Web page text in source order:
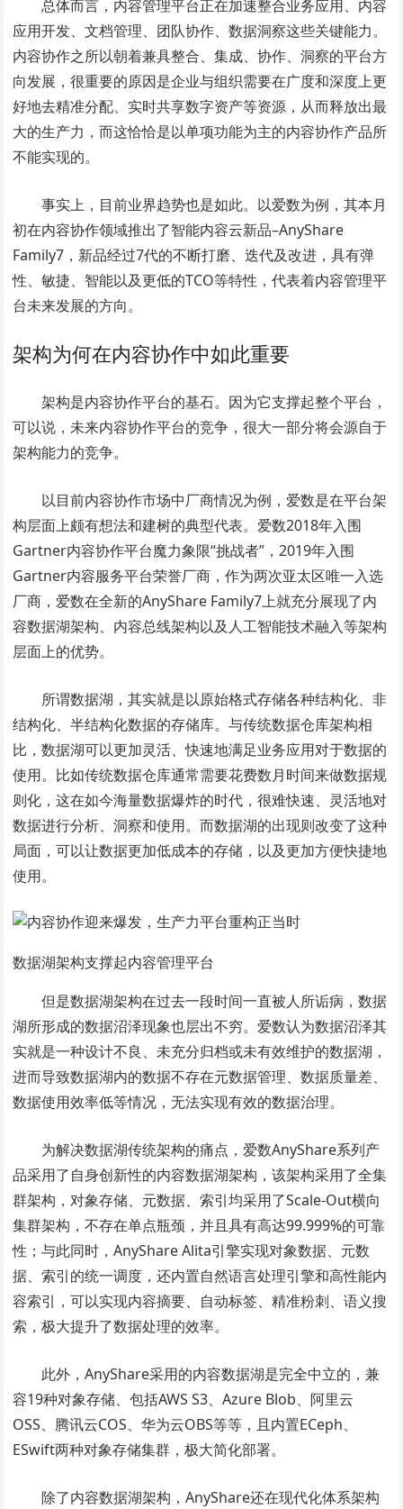
总体而言，内容管理平台正在加速整合业务应用、内容
应用开发、文档管理、团队协作、数据洞察这些关键能力。
内容协作之所以朝着兼具整合、集成、协作、洞察的平台方
向发展，很重要的原因是企业与组织需要在广度和深度上更
好地去精准分配、实时共享数字资产等资源，从而释放出最
大的生产力，而这恰恰是以单项功能为主的内容协作产品所
不能实现的。
事实上，目前业界趋势也是如此。以爱数为例，其本月
初在内容协作领域推出了智能内容云新品–AnyShare
Family7，新品经过7代的不断打磨、迭代及改进，具有弹
性、敏捷、智能以及更低的TCO等特性，代表着内容管理平
台未来发展的方向。
架构为何在内容协作中如此重要
架构是内容协作平台的基石。因为它支撑起整个平台，
可以说，未来内容协作平台的竞争，很大一部分将会源自于
架构能力的竞争。
以目前内容协作市场中厂商情况为例，爱数是在平台架
构层面上颇有想法和建树的典型代表。爱数2018年入围
Gartner内容协作平台魔力象限“挑战者”，2019年入围
Gartner内容服务平台荣誉厂商，作为两次亚太区唯一入选
厂商，爱数在全新的AnyShare Family7上就充分展现了内
容数据湖架构、内容总线架构以及人工智能技术融入等架构
层面上的优势。
所谓数据湖，其实就是以原始格式存储各种结构化、非
结构化、半结构化数据的存储库。与传统数据仓库架构相
比，数据湖可以更加灵活、快速地满足业务应用对于数据的
使用。比如传统数据仓库通常需要花费数月时间来做数据规
则化，这在如今海量数据爆炸的时代，很难快速、灵活地对
数据进行分析、洞察和使用。而数据湖的出现则改变了这种
局面，可以让数据更加低成本的存储，以及更加方便快捷地
使用。
数据湖架构支撑起内容管理平台
但是数据湖架构在过去一段时间一直被人所诟病，数据
湖所形成的数据沼泽现象也层出不穷。爱数认为数据沼泽其
实就是一种设计不良、未充分归档或未有效维护的数据湖，
进而导致数据湖内的数据不存在元数据管理、数据质量差、
数据使用效率低等情况，无法实现有效的数据治理。
为解决数据湖传统架构的痛点，爱数AnyShare系列产
品采用了自身创新性的内容数据湖架构，该架构采用了全集
群架构，对象存储、元数据、索引均采用了Scale-Out横向
集群架构，不存在单点瓶颈，并且具有高达99.999%的可靠
性；与此同时，AnyShare Alita引擎实现对象数据、元数
据、索引的统一调度，还内置自然语言处理引擎和高性能内
容索引，可以实现内容摘要、自动标签、精准粉刺、语义搜
索，极大提升了数据处理的效率。
此外，AnyShare采用的内容数据湖是完全中立的，兼
容19种对象存储、包括AWS S3、Azure Blob、阿里云
OSS、腾讯云COS、华为云OBS等等，且内置ECeph、
ESwift两种对象存储集群，极大简化部署。
除了内容数据湖架构，AnyShare还在现代化体系架构